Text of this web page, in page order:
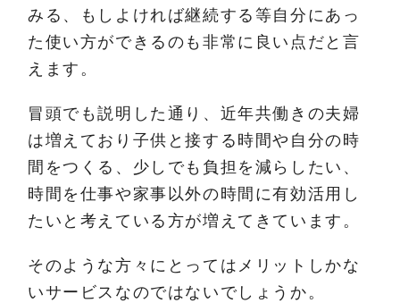
みる、もしよければ継続する等自分にあっ
た使い方ができるのも非常に良い点だと言
えます。
冒頭でも説明した通り、近年共働きの夫婦
は増えており子供と接する時間や自分の時
間をつくる、少しでも負担を減らしたい、
時間を仕事や家事以外の時間に有効活用し
たいと考えている方が増えてきています。
そのような方々にとってはメリットしかな
いサービスなのではないでしょうか。